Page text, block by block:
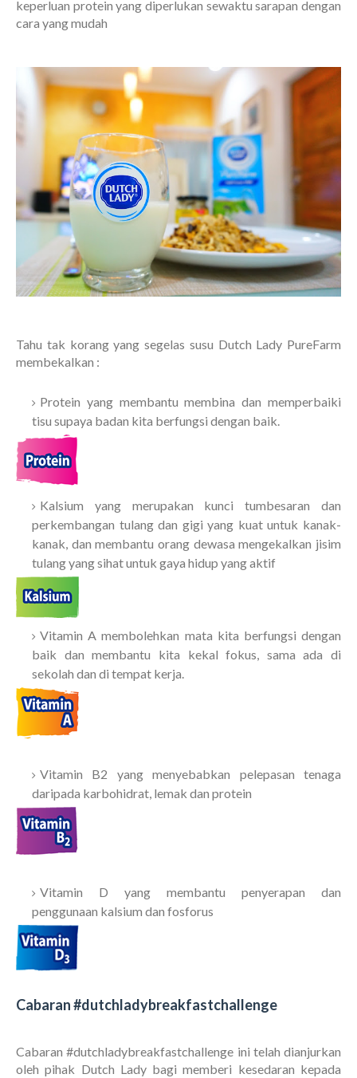
keperluan protein yang diperlukan sewaktu sarapan dengan
cara yang mudah
Tahu tak korang yang segelas susu Dutch Lady PureFarm
membekalkan :
Protein yang membantu membina dan memperbaiki
tisu supaya badan kita berfungsi dengan baik.
Kalsium yang merupakan kunci tumbesaran dan
perkembangan tulang dan gigi yang kuat untuk kanak-
kanak, dan membantu orang dewasa mengekalkan jisim
tulang yang sihat untuk gaya hidup yang aktif
Vitamin A membolehkan mata kita berfungsi dengan
baik dan membantu kita kekal fokus, sama ada di
sekolah dan di tempat kerja.
Vitamin B2 yang menyebabkan pelepasan tenaga
daripada karbohidrat, lemak dan protein
Vitamin D yang membantu penyerapan dan
penggunaan kalsium dan fosforus
Cabaran #dutchladybreakfastchallenge
Cabaran #dutchladybreakfastchallenge ini telah dianjurkan
oleh pihak Dutch Lady bagi memberi kesedaran kepada